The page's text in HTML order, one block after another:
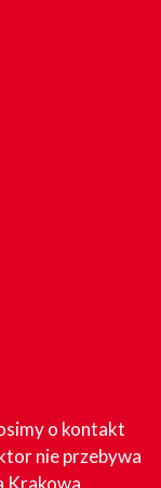
o kontakt
nie przebywa
Krakowa.